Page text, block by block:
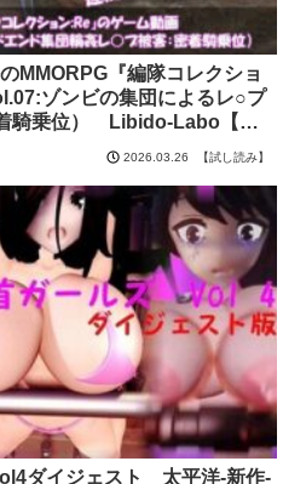
MMORPG『編隊コレクショ
ゾンビの集団によるレ○プ
騎乗位） Libido-Labo【試
2026.03.26 【試し読み】
ダイジェスト 太平洋-新作-